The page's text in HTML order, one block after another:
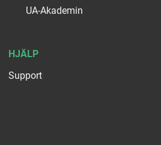
UA-Akademin
HJÄLP
Support